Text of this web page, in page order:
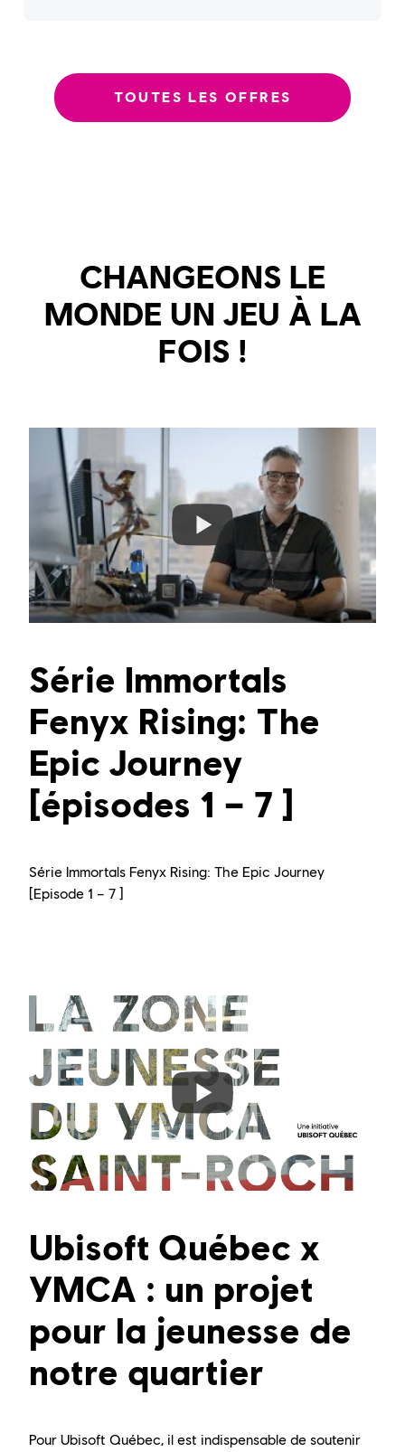
TOUTES LES OFFRES
CHANGEONS LE
MONDE UN JEU À LA
FOIS !
Série Immortals
Fenyx Rising: The
Epic Journey
[épisodes 1 – 7 ]
Série Immortals Fenyx Rising: The Epic Journey
[Episode 1 – 7 ]
Ubisoft Québec x
YMCA : un projet
pour la jeunesse de
notre quartier
Pour Ubisoft Québec, il est indispensable de soutenir